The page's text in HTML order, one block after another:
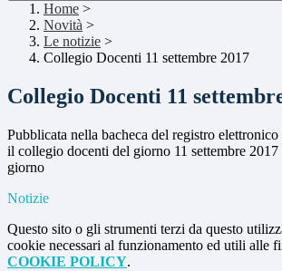
Home >
Novità >
Le notizie >
Collegio Docenti 11 settembre 2017
Collegio Docenti 11
Pubblicata nella bacheca del registro
il collegio docenti del giorno 11 settembre
giorno
Notizie
Questo sito o gli strumenti terzi da questo
cookie necessari al funzionamento ed utili alle
COOKIE POLICY.